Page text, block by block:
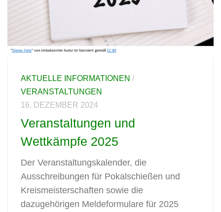
AKTUELLE INFORMATIONEN /
VERANSTALTUNGEN
16. DEZEMBER 2024
Veranstaltungen und
Wettkämpfe 2025
Der Veranstaltungskalender, die
Ausschreibungen für Pokalschießen und
Kreismeisterschaften sowie die
dazugehörigen Meldeformulare für 2025